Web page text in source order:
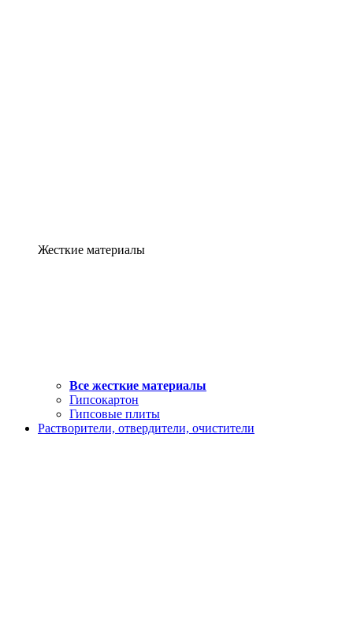
Жесткие материалы
Все жесткие материалы
Гипсокартон
Гипсовые плиты
Растворители, отвердители, очистители